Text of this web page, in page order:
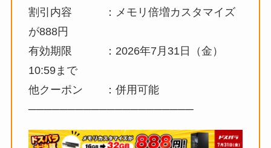
割引内容 ：メモリ倍増カスタマイズ
が888円
有効期限 ：2026年7月31日（金）
10:59まで
他クーポン ：併用可能
─────────────────────